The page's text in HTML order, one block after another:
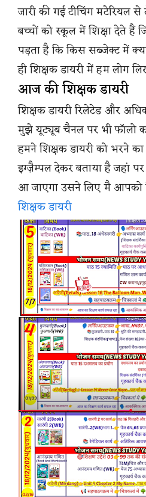
जारी की गई टीचिंग
बच्चों को स्कूल में शिक्षा देते हैं
पड़ता है कि किस सब्जेक्ट में
ही शिक्षक डायरी में हम लोग
आज की शिक्षक डायरी
शिक्षक डायरी रिलेटेड और
मुझे यूट्यूब चैनल पर भी फॉलो
हमने शिक्षक डायरी को भरने
इग्ज़ैम्पल देकर बताया है
आ जाएगा उसने लिए मै आपको
शिक्षक डायरी